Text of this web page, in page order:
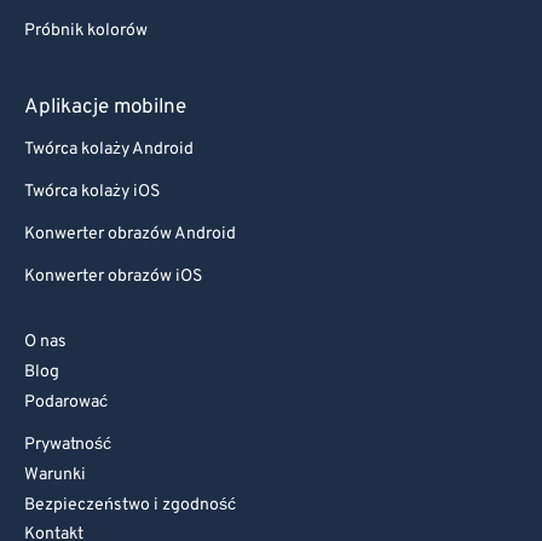
Próbnik kolorów
Aplikacje mobilne
Twórca kolaży Android
Twórca kolaży iOS
Konwerter obrazów Android
Konwerter obrazów iOS
O nas
Blog
Podarować
Prywatność
Warunki
Bezpieczeństwo i zgodność
Kontakt